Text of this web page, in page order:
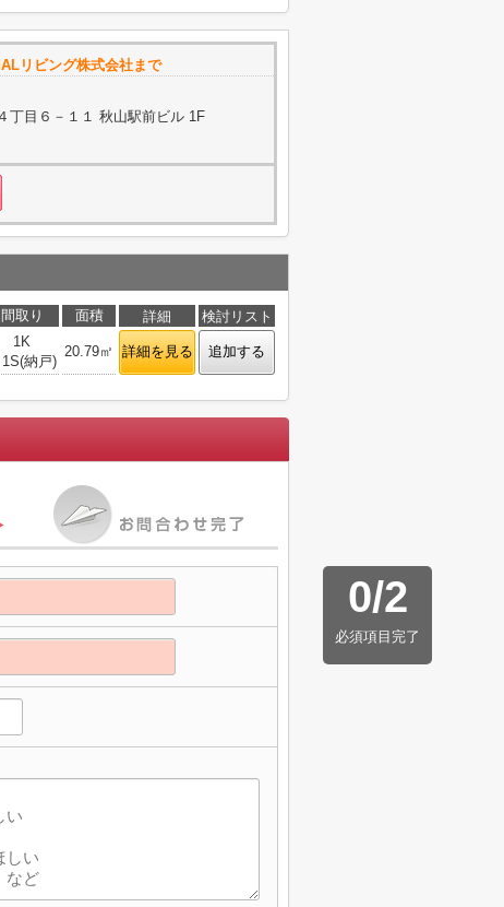
リビング株式会社まで
丁目６－１１ 秋山駅前ビル 1F
間取り 面積 詳細 検討リスト
1K
1S(納戸)
20.79㎡ 詳細を見る 追加する
0/2
必須項目完了